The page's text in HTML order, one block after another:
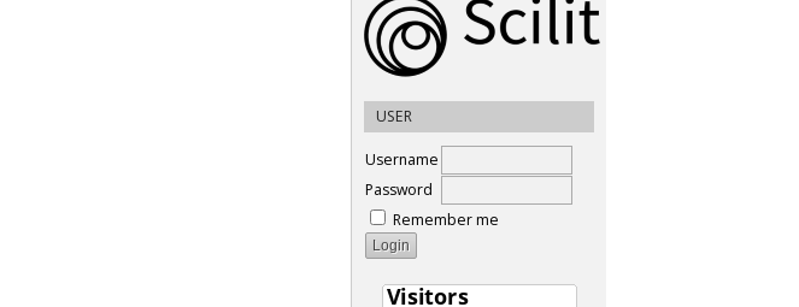
USER
Username
Password
Remember me